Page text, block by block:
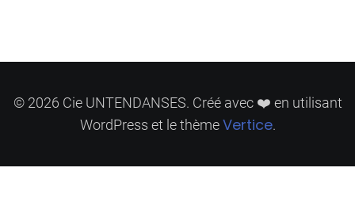
© 2026 Cie UNTENDANSES. Créé avec ❤️ en utilisant
WordPress et le thèmeVertice.